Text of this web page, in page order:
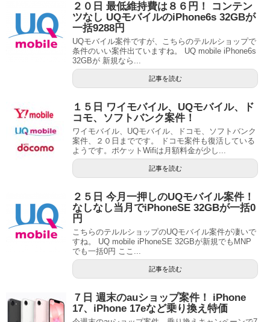
２０日 最低維持費は８６円！ コンテン
ツなし UQモバイルのiPhone6s 32GBが
一括9288円
UQモバイル案件ですが、こちらのテルルショップで
条件のいい案件出ていますね。 UQ mobile iPhone6s
32GBが 新規なら...
記事を読む
１５日 ワイモバイル、UQモバイル、ド
コモ、ソフトバンク案件！
ワイモバイル、UQモバイル、ドコモ、ソフトバンク
案件、２０日までです。 ドコモ案件も復活している
ようです。ポケットWifiは月額料金が少し...
記事を読む
２５日 今月一押しのUQモバイル案件！
なしなし当月でiPhoneSE 32GBが一括0
円
こちらのテルルショップのUQモバイル案件が凄いで
すね。 UQ mobile iPhoneSE 32GBが新規でもMNP
でも一括0円 ここ...
記事を読む
７日 週末のauショップ案件！ iPhone
17、iPhone 17eなど乗り換え特価